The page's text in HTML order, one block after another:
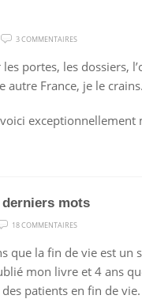
3 COMMENTAIRES
NOIR
portes, les dossiers,
autre France, je le crains.
exceptionnellement
derniers mots
18 COMMENTAIRES
DERNIERS
MOTS
que la fin de vie est un
mon livre et 4 ans
patients en fin de